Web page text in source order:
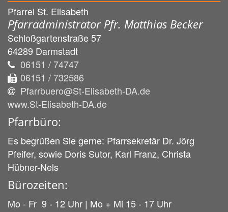
Pfarrei St. Elisabeth
Pfarradministrator Pfr. Matthias Becker
Schloßgartenstraße 57
64289 Darmstadt
06151 / 74747
06151 / 732586
Pfarrbuero@St-Elisabeth-DA.de
www.St-Elisabeth-DA.de
Pfarrbüro:
Es begrüßen Sie gerne: Pfarrsekretär Dr. Jörg
Pfeifer, sowie Doris Sutor, Karl Franz, Christa
Hübner-Nels
Bürozeiten:
Mo - Fr 9 - 12 Uhr | Mo + Mi 15 - 17 Uhr